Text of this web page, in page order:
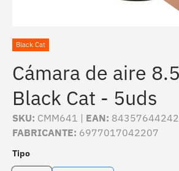
Black Cat
Cámara de aire
Black Cat - 5uds
SKU: CMM641 | EAN:
FABRICANTE: 6977017042207
Tipo